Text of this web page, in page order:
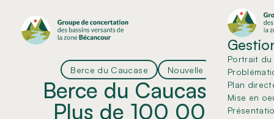
Portrait
Plan
Mise en
Berce du Caucase Nouvelle
Berce du Caucase :
Plus de 100 000